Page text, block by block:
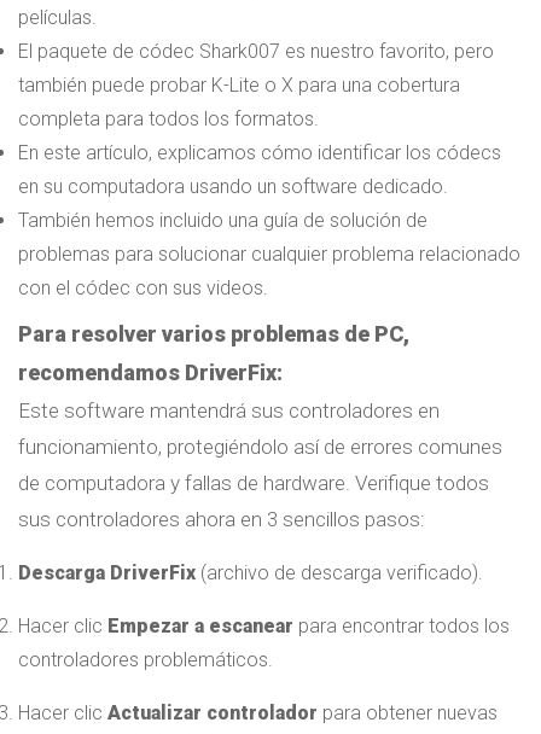
películas.
El paquete de códec Shark007 es nuestro favorito, pero
también puede probar K-Lite o X para una cobertura
completa para todos los formatos.
En este artículo, explicamos cómo identificar los códecs
en su computadora usando un software dedicado.
También hemos incluido una guía de solución de
problemas para solucionar cualquier problema relacionado
con el códec con sus videos.
Para resolver varios problemas de PC,
recomendamos DriverFix:
Este software mantendrá sus controladores en
funcionamiento, protegiéndolo así de errores comunes
de computadora y fallas de hardware. Verifique todos
sus controladores ahora en 3 sencillos pasos:
Descarga DriverFix (archivo de descarga verificado).
Hacer clic Empezar a escanear para encontrar todos los
controladores problemáticos.
Hacer clic Actualizar controlador para obtener nuevas